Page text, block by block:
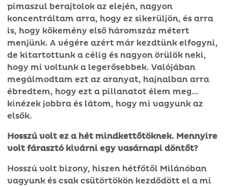
pimaszul berajtolok az elején, nagyon
koncentráltam arra, hogy ez sikerüljön, és arra
is, hogy kőkemény első háromszáz métert
menjünk. A végére azért már kezdtünk elfogyni,
de kitartottunk a célig és nagyon örülök neki,
hogy mi voltunk a legerősebbek. Valójában
megálmodtam ezt az aranyat, hajnalban arra
ébredtem, hogy ezt a pillanatot élem meg…
kinézek jobbra és látom, hogy mi vagyunk az
elsők.
Hosszú volt ez a hét mindkettőtöknek. Mennyire
volt fárasztó kivárni egy vasárnapi döntőt?
Hosszú volt bizony, hiszen hétfőtől Milánóban
vagyunk és csak csütörtökön kezdődött el a mi